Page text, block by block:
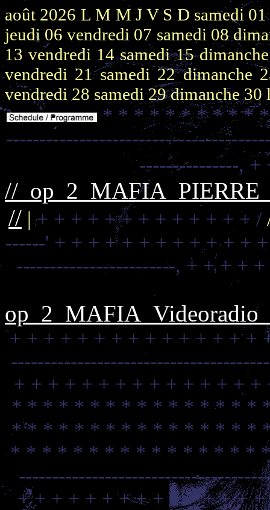
août 2026 L M M J V S D samedi
jeudi 06vendredi 07 samedi 08
13vendredi 14samedi 15
vendredi 21samedi 22dimanche
vendredi 28 samedi 29dimanche 30
* * * * * * * * * *
---------------, +
//
// |+ + + + + + + + + + + + + /
------' + + + + + + + + + + + +
------------------------, + + + +
+ + + + + + + + + + + + + + +
+ + + + + + + + + + + + + +
* * * * * * * * * * * * * * * *
* * * * * * * * * * * * * * * *
* * * * * * * * * * * * * * * *
+ + + + + + + + + + + + + +